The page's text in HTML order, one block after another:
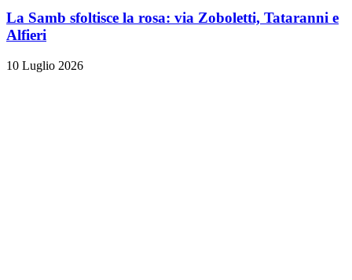
La Samb sfoltisce la rosa: via Zoboletti, Tataranni e
Alfieri
10 Luglio 2026